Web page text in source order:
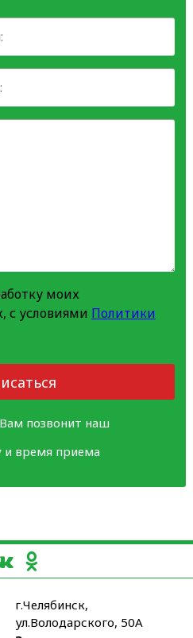
моих
с условиями Политики
позвонит наш
и время приема
г.Челябинск,
ул.Володарского, 50А